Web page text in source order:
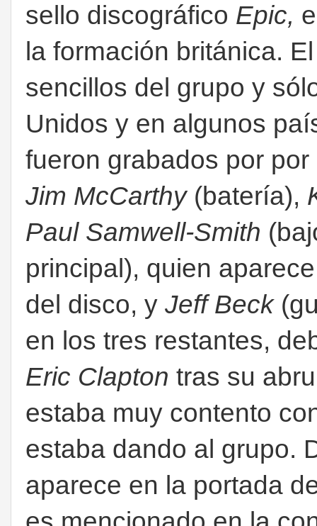
sello discográfico Epic,
la formación británica.
sencillos del grupo y
Unidos y en algunos
fueron grabados por por
Jim McCarthy(batería),
Paul Samwell-Smith
principal), quien
del disco, y Jeff Beck
en los tres restantes,
Eric Clapton tras su
estaba muy contento
estaba dando al grupo.
aparece en la portada